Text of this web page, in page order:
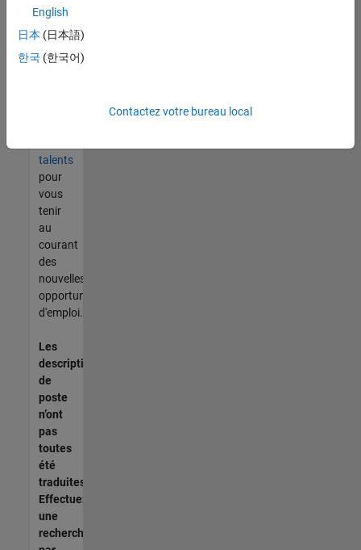
d'offre
corresponde
à vos
talents
pour
vous
tenir
au
courant
des
nouvelles
opportunités
d'emploi.
Les
descriptions
de
poste
n’ont
pas
toutes
été
traduites.
Effectuez
une
recherche
English
日本 (日本語)
한국 (한국어)
Contactez votre bureau local